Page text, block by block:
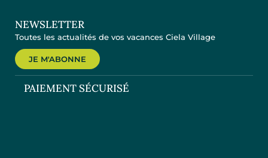
NEWSLETTER
Toutes les actualités de vos vacances Ciela Village
JE M'ABONNE
PAIEMENT SÉCURISÉ